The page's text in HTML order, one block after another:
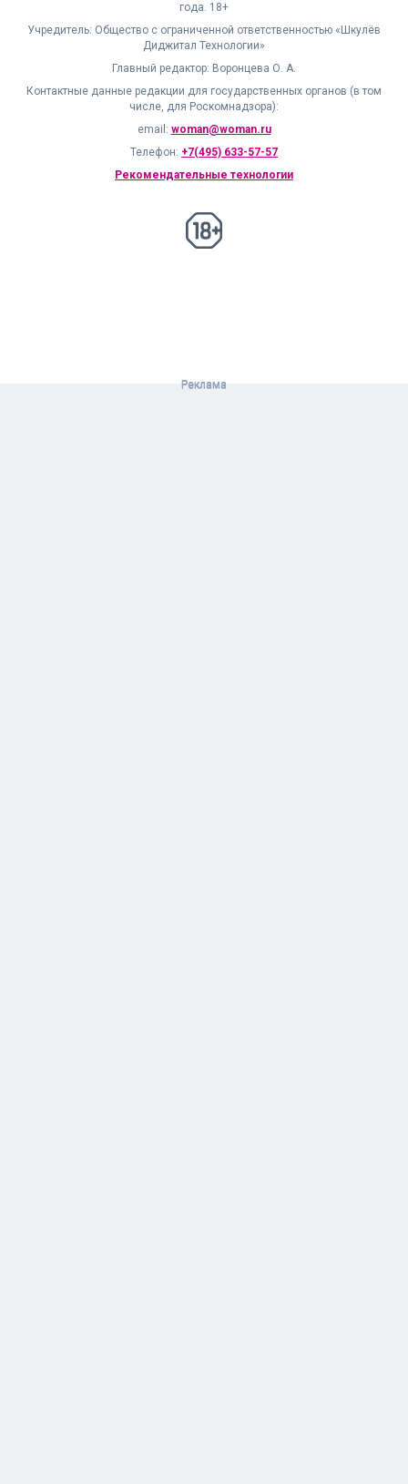
года. 18+
Учредитель: Общество с ограниченной ответственностью «Шкулёв
Диджитал Технологии»
Главный редактор: Воронцева О. А.
Контактные данные редакции для государственных органов (в том
числе, для Роскомнадзора):
email: woman@woman.ru
Телефон: +7(495) 633-57-57
Рекомендательные технологии
18+